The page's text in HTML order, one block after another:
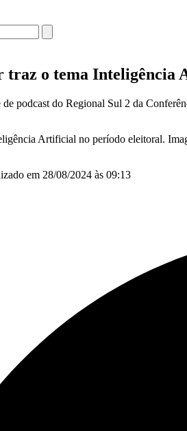
traz o tema Inteligência
de podcast do Regional Sul 2 da
Artificial no período eleitoral.
em 28/08/2024 às 09:13